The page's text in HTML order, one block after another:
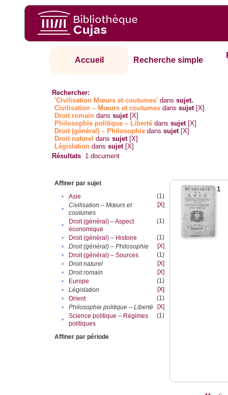
Accueil Recherche simple
Rechercher:
'Civilisation Mœurs et coutumes' danssujet.
Civilisation – Mœurs et coutumes danssujet [X]
Droit romain danssujet [X]
Philosophie politique – Liberté danssujet [X]
Droit (général) – Philosophie danssujet [X]
Droit naturel danssujet [X]
Législation danssujet [X]
Résultats 1 document
Affiner par sujet
•
Asie
(1)
•
Civilisation – Mœurs et
coutumes
[X]
•
Droit (général) – Aspect
économique
(1)
• Droit (général) – Histoire
(1)
•
Droit (général) – Philosophie
[X]
•
Droit (général) – Sources
(1)
•
Droit naturel
[X]
•
Droit romain
[X]
•
Europe
(1)
•
Législation
[X]
•
Orient
(1)
•
Philosophie politique – Liberté
[X]
•
Science politique – Régimes
politiques
(1)
Affiner par période
1